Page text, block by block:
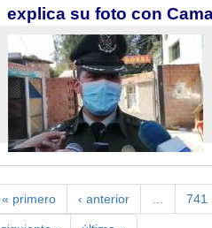
explica su foto con
« primero ‹ anterior 741